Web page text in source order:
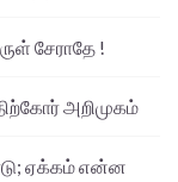
சேராதே !
அறிமுகம்
ஏக்கம் என்ன